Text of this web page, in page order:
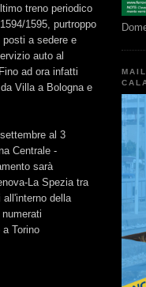
treno periodico
1595, purtroppo
posti a sedere e
auto al
ad ora infatti
Villa a Bologna e
al 3
Centrale -
sarà
La Spezia tra
della
Torino